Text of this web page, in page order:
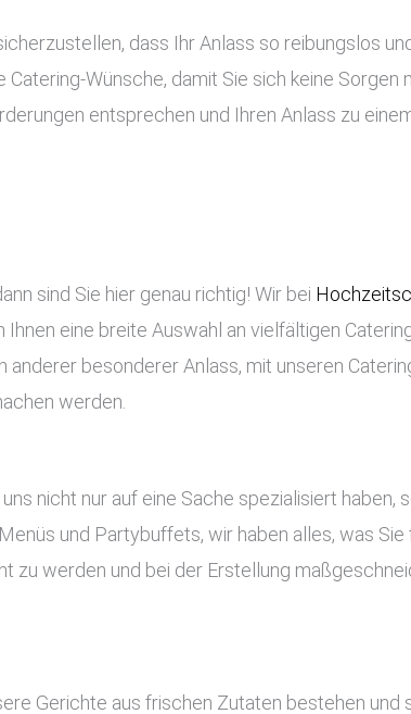
dass Ihr Anlass so reibungslos
Wünsche, damit Sie sich keine Sorgen
entsprechen und Ihren Anlass zu
sind Sie hier genau richtig! Wir bei
eine breite Auswahl an vielfältigen
anderer besonderer Anlass, mit unseren
werden.
nicht nur auf eine Sache spezialisiert haben,
und Partybuffets, wir haben alles, was Sie
zu werden und bei der Erstellung
Gerichte aus frischen Zutaten bestehen und